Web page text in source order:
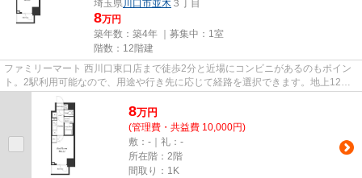
埼玉県川口市並木 ３丁目
8万円
築年数：築4年 ｜募集中： 1室
階数：12階建
ファミリーマート 西川口東口店まで徒歩2分と近場にコンビニがあるのもポイン
ト。2駅利用可能なので、用途や行き先に応じて経路を選択できます。地上12階
建ての物件は、弊社イチオシの...
8万円
(管理費・共益費 10,000円)
敷：-｜礼：-
所在階：2階
間取り：1K